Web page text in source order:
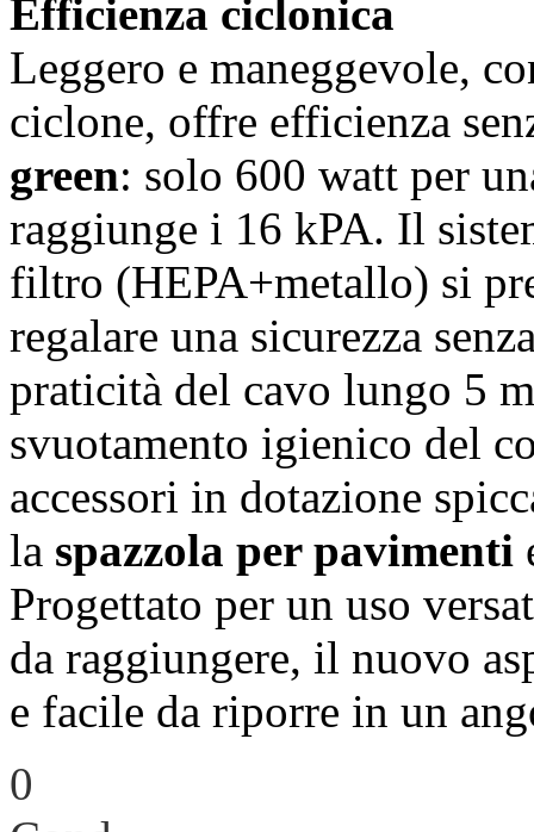
Efficienza ciclonica
Leggero e maneggevole,
ciclone, offre efficienza
green: solo 600 watt per
raggiunge i 16 kPA. Il
filtro (HEPA+metallo) si
regalare una sicurezza
praticità del cavo lungo 5
svuotamento igienico del
accessori in dotazione
la spazzola per pavimenti
Progettato per un uso
da raggiungere, il nuovo
e facile da riporre in un
0